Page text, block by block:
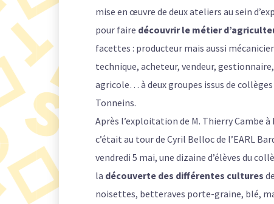
mise en œuvre de deux ateliers au sein
pour faire découvrir le métier
facettes : producteur mais aussi
technique, acheteur, vendeur,
agricole… à deux groupes issus de
Tonneins.
Après l’exploitation de M. Thierry Cambe à
c’était au tour de Cyril Belloc de l’EARL
vendredi 5 mai, une dizaine d’élèves du
la découverte des différentes cultures
noisettes, betteraves porte-graine, blé,